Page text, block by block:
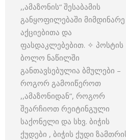
,,ამაზონის“ შესაბამის
განყოფილებაში მიმდინარე
აქციებითა და
ფასდაკლებებით. ✧ პოსტის
ბოლო ნაწილში
განთავსებულია ბმულები –
როგორ გამოიწეროთ
,,ამაზონიდან”, როგორ
შეარჩიოთ რეიტინგული
საქონელი და სხვ. ბიჭის
ქუდები , ბიჭის ქუდი